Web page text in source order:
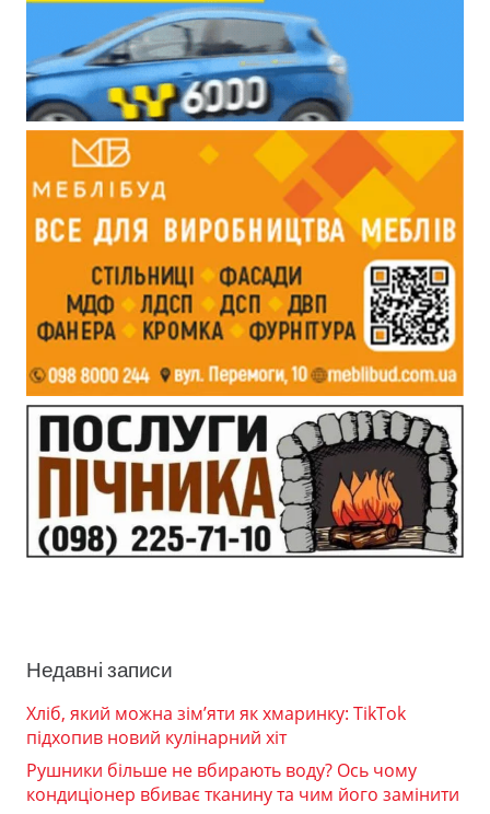
Недавні записи
Хліб, який можна зім’яти як хмаринку: TikTok
підхопив новий кулінарний хіт
Рушники більше не вбирають воду? Ось чому
кондиціонер вбиває тканину та чим його замінити